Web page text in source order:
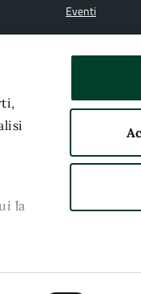
la
Eventi
SEGUICI SU